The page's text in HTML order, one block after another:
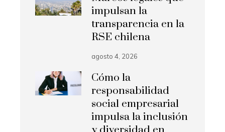
impulsan la
transparencia en la
RSE chilena
agosto 4, 2026
Cómo la
responsabilidad
social empresarial
impulsa la inclusión